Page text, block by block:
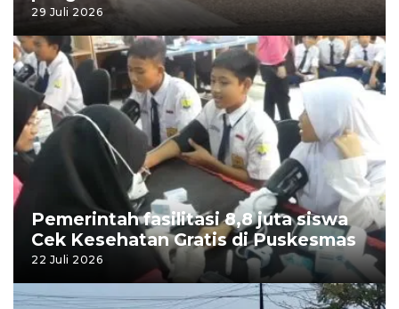
29 Juli 2026
Pemerintah fasilitasi 8,8 juta siswa
Cek Kesehatan Gratis di Puskesmas
22 Juli 2026